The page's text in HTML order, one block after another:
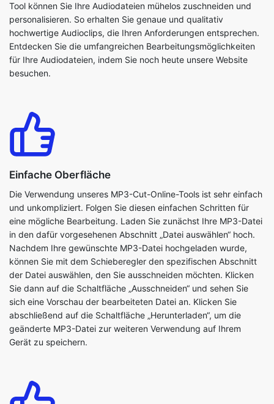
für Ihre Audiodateien, indem Sie noch heute unsere Website
besuchen.
Einfache Oberfläche
Die Verwendung unseres MP3-Cut-Online-Tools ist sehr einfach
und unkompliziert. Folgen Sie diesen einfachen Schritten für
in den dafür vorgesehenen Abschnitt „Datei auswählen“ hoch.
Nachdem Ihre gewünschte MP3-Datei hochgeladen wurde,
können Sie mit dem Schieberegler den spezifischen Abschnitt
der Datei auswählen, den Sie ausschneiden möchten. Klicken
Sie dann auf die Schaltfläche „Ausschneiden“ und sehen Sie
sich eine Vorschau der bearbeiteten Datei an. Klicken Sie
abschließend auf die Schaltfläche „Herunterladen“, um die
geänderte MP3-Datei zur weiteren Verwendung auf Ihrem
Gerät zu speichern.
Nahtlose Kompatibilität